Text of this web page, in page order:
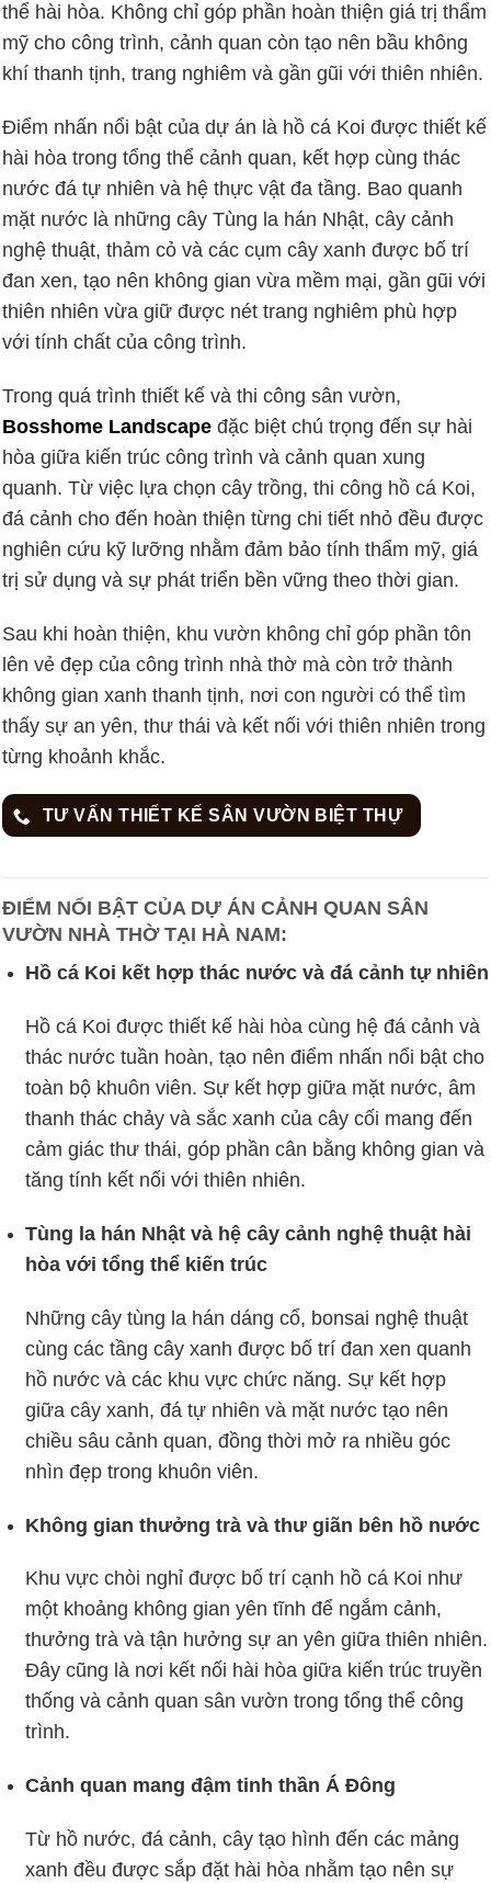
thể hài hòa. Không chỉ góp phần hoàn thiện giá trị thẩm
mỹ cho công trình, cảnh quan còn tạo nên bầu không
khí thanh tịnh, trang nghiêm và gần gũi với thiên nhiên.
Điểm nhấn nổi bật của dự án là hồ cá Koi được thiết kế
hài hòa trong tổng thể cảnh quan, kết hợp cùng thác
nước đá tự nhiên và hệ thực vật đa tầng. Bao quanh
mặt nước là những cây Tùng la hán Nhật, cây cảnh
nghệ thuật, thảm cỏ và các cụm cây xanh được bố trí
đan xen, tạo nên không gian vừa mềm mại, gần gũi với
thiên nhiên vừa giữ được nét trang nghiêm phù hợp
với tính chất của công trình.
Trong quá trình thiết kế và thi công sân vườn,
Bosshome Landscape đặc biệt chú trọng đến sự hài
hòa giữa kiến trúc công trình và cảnh quan xung
quanh. Từ việc lựa chọn cây trồng, thi công hồ cá Koi,
đá cảnh cho đến hoàn thiện từng chi tiết nhỏ đều được
nghiên cứu kỹ lưỡng nhằm đảm bảo tính thẩm mỹ, giá
trị sử dụng và sự phát triển bền vững theo thời gian.
Sau khi hoàn thiện, khu vườn không chỉ góp phần tôn
lên vẻ đẹp của công trình nhà thờ mà còn trở thành
không gian xanh thanh tịnh, nơi con người có thể tìm
thấy sự an yên, thư thái và kết nối với thiên nhiên trong
từng khoảnh khắc.
TƯ VẤN THIẾT KẾ SÂN VƯỜN BIỆT THỰ
ĐIỂM NỔI BẬT CỦA DỰ ÁN CẢNH QUAN SÂN
VƯỜN NHÀ THỜ TẠI HÀ NAM:
Hồ cá Koi kết hợp thác nước và đá cảnh tự nhiên
Hồ cá Koi được thiết kế hài hòa cùng hệ đá cảnh và
thác nước tuần hoàn, tạo nên điểm nhấn nổi bật cho
toàn bộ khuôn viên. Sự kết hợp giữa mặt nước, âm
thanh thác chảy và sắc xanh của cây cối mang đến
cảm giác thư thái, góp phần cân bằng không gian và
tăng tính kết nối với thiên nhiên.
Tùng la hán Nhật và hệ cây cảnh nghệ thuật hài
hòa với tổng thể kiến trúc
Những cây tùng la hán dáng cổ, bonsai nghệ thuật
cùng các tầng cây xanh được bố trí đan xen quanh
hồ nước và các khu vực chức năng. Sự kết hợp
giữa cây xanh, đá tự nhiên và mặt nước tạo nên
chiều sâu cảnh quan, đồng thời mở ra nhiều góc
nhìn đẹp trong khuôn viên.
Không gian thưởng trà và thư giãn bên hồ nước
Khu vực chòi nghỉ được bố trí cạnh hồ cá Koi như
một khoảng không gian yên tĩnh để ngắm cảnh,
thưởng trà và tận hưởng sự an yên giữa thiên nhiên.
Đây cũng là nơi kết nối hài hòa giữa kiến trúc truyền
thống và cảnh quan sân vườn trong tổng thể công
trình.
Cảnh quan mang đậm tinh thần Á Đông
Từ hồ nước, đá cảnh, cây tạo hình đến các mảng
xanh đều được sắp đặt hài hòa nhằm tạo nên sự